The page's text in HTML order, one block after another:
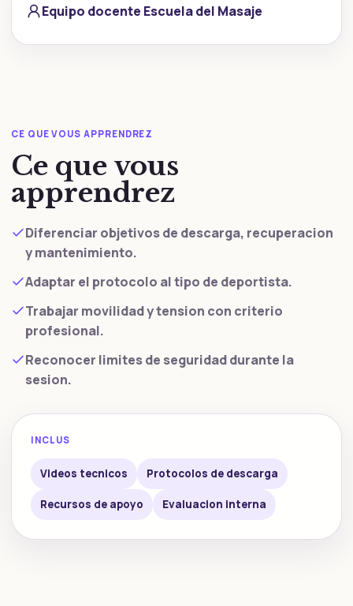
Equipo docente Escuela del Masaje
CE QUE VOUS APPRENDREZ
Ce que vous
apprendrez
Diferenciar objetivos de descarga, recuperacion
y mantenimiento.
Adaptar el protocolo al tipo de deportista.
Trabajar movilidad y tension con criterio
profesional.
Reconocer limites de seguridad durante la
sesion.
INCLUS
Videos tecnicos Protocolos de descarga
Recursos de apoyo Evaluacion interna